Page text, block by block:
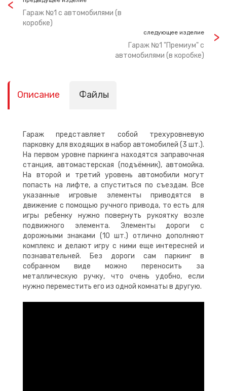
Гараж №1 с автомобилями (в
коробке)
следующее изделие
Гараж №1 "Премиум" с
автомобилями (в коробке)
Описание Файлы
Гараж представляет собой трехуровневую
парковку для входящих в набор автомобилей (3 шт.).
На первом уровне паркинга находятся заправочная
станция, автомастерская (подъёмник), автомойка.
На второй и третий уровень автомобили могут
попасть на лифте, а спуститься по съездам. Все
указанные игровые элементы приводятся в
движение с помощью ручного привода, то есть для
игры ребенку нужно повернуть рукоятку возле
подвижного элемента. Элементы дороги с
дорожными знаками (10 шт.) отлично дополняют
комплекс и делают игру с ними еще интересней и
познавательней. Без дороги сам паркинг в
собранном виде можно переносить за
металлическую ручку, что очень удобно, если
нужно переместить его из одной комнаты в другую.